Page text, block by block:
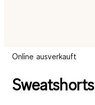
Online ausverkauft
Sweatshorts